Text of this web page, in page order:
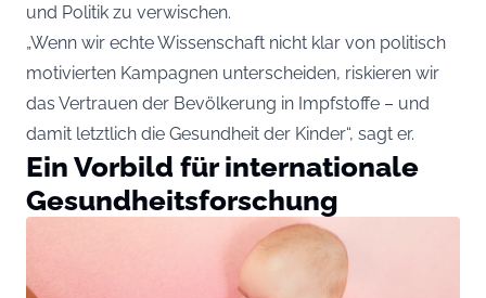
und Politik zu verwischen.
„Wenn wir echte Wissenschaft nicht klar von politisch
motivierten Kampagnen unterscheiden, riskieren wir
das Vertrauen der Bevölkerung in Impfstoffe – und
damit letztlich die Gesundheit der Kinder“, sagt er.
Ein Vorbild für internationale
Gesundheitsforschung